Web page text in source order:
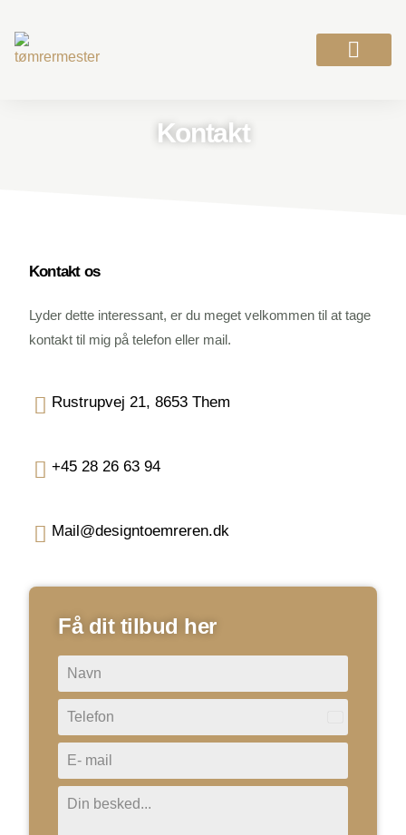
Kontakt
Kontakt os
Lyder dette interessant, er du meget velkommen til at tage
kontakt til mig på telefon eller mail.
Rustrupvej 21, 8653 Them
+45 28 26 63 94
Mail@designtoemreren.dk
Få dit tilbud her
+45